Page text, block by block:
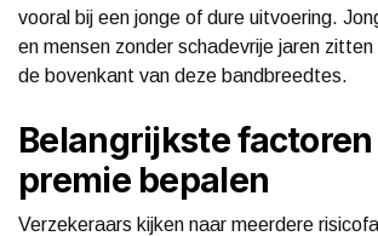
vooral bij een jonge of dure uitvoering.
en mensen zonder schadevrije jaren
de bovenkant van deze bandbreedtes.
Belangrijkste
premie bepalen
Verzekeraars kijken naar meerdere